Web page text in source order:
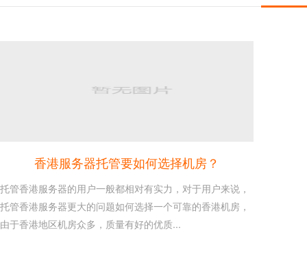
香港服务器托管要如何选择机房？
托管香港服务器的用户一般都相对有实力，对于用户来说，
托管香港服务器更大的问题如何选择一个可靠的香港机房，
由于香港地区机房众多，质量有好的优质...